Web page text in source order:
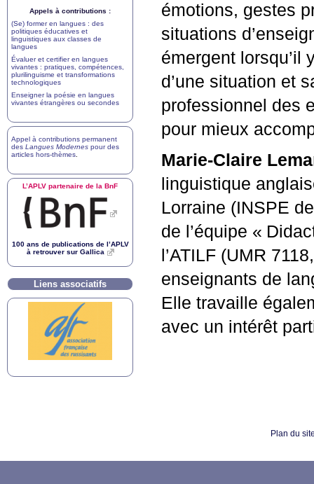
émotions, gestes
situations
émergent lorsqu’il
d’une situation et
professionnel des
pour mieux
Marie-Claire
linguistique
Lorraine (INSPE
de l’équipe «
l’ATILF (UMR
enseignants de
Elle travaille
avec un intérêt
Appels à contributions :
(Se) former en langues : des
politiques éducatives et
linguistiques aux classes de
langues
Évaluer et certifier en langues
vivantes : pratiques, compétences,
plurilinguisme et transformations
technologiques
Enseigner la poésie en langues
vivantes étrangères ou secondes
Appel à contributions permanent
des Langues Modernes pour des
articles hors-thèmes
L’APLV partenaire de la BnF
100 ans de publications de l’APLV
à retrouver sur Gallica
Liens associatifs
Plan du